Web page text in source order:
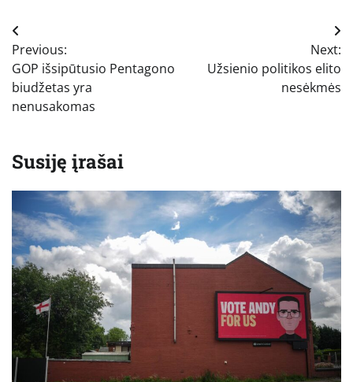
Navigacija
tarp
įrašų
Previous:
GOP išsipūtusio Pentagono
biudžetas yra
nenusakomas
Next:
Užsienio politikos elito
nesėkmės
Susiję įrašai